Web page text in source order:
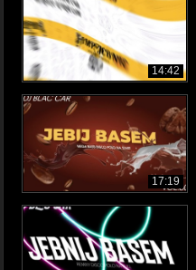
14:42
17:19